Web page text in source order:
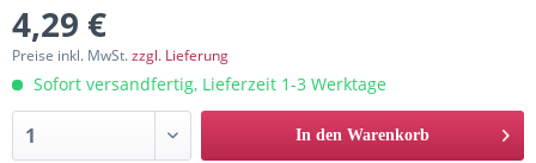
4,29 €
Preise inkl. MwSt.zzgl. Lieferung
Sofort versandfertig, Lieferzeit 1-3 Werktage
In den Warenkorb